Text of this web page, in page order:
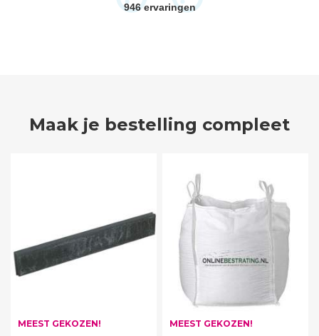
946 ervaringen
Maak je bestelling compleet
MEEST GEKOZEN! MEEST GEKOZEN!